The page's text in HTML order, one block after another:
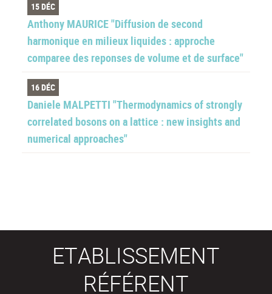
15 DÉC
Anthony MAURICE "Diffusion de second
harmonique en milieux liquides : approche
comparee des reponses de volume et de surface"
16 DÉC
Daniele MALPETTI "Thermodynamics of strongly
correlated bosons on a lattice : new insights and
numerical approaches"
ETABLISSEMENT
RÉFÉRENT